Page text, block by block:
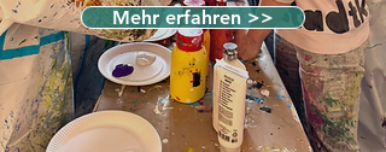
Mehr erfahren >>